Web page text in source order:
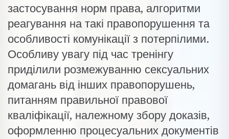
застосування норм права, алгоритми
реагування на такі правопорушення та
особливості комунікації з потерпілими.
Особливу увагу під час тренінгу
приділили розмежуванню сексуальних
домагань від інших правопорушень,
питанням правильної правової
кваліфікації, належному збору доказів,
оформленню процесуальних документів